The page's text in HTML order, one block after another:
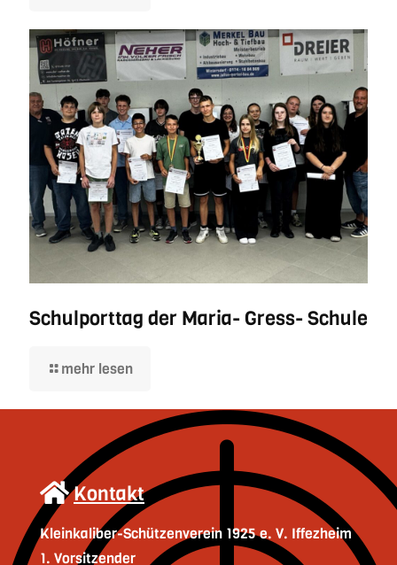
Schulporttag der Maria- Gress- Schule
mehr lesen
Kontakt
Kleinkaliber-Schützenverein 1925 e. V. Iffezheim
1. Vorsitzender